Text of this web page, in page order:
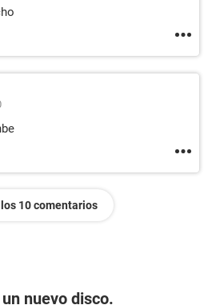
10 comentarios
nuevo disco.